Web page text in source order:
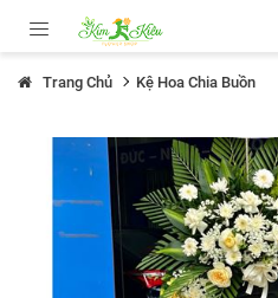
Trang Chủ Kệ Hoa Chia Buồn